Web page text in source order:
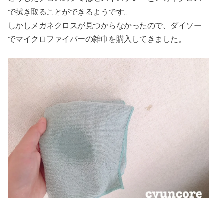
で拭き取ることができるようです。
しかしメガネクロスが見つからなかったので、ダイソー
でマイクロファイバーの雑巾を購入してきました。